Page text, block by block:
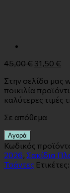
45,00€ 31,50 €
Στην σελίδα μας
ποικιλία
καλύτερες τιμές
Σε απόθεμα
Αγορά
Κωδικός
2026 Σακίδια
Τσάντες Ετικέτες: